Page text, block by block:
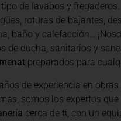
de lavabos y
roturas de bajantes,
baño y calefacción…
de ducha, sanitarios y
preparados para
de experiencia en
somos los expertos
cerca de ti, con un